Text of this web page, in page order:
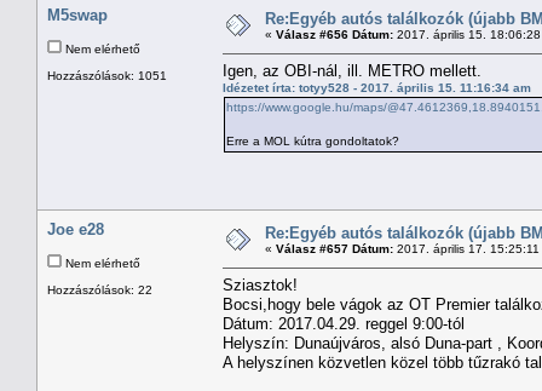
M5swap
Nem elérhető
Hozzászólások: 1051
Re:Egyéb autós találkozók (újabb
« Válasz #656 Dátum: 2017. április 15.
Igen, az OBI-nál, ill. METRO mellett.
Idézetet írta: totyy528 - 2017. április 15. 11:16:34 am
https://www.google.hu/maps/
Erre a MOL kútra gondoltatok?
Joe e28
Nem elérhető
Hozzászólások: 22
Re:Egyéb autós találkozók (újabb
« Válasz #657 Dátum: 2017. április 17. 15:25:11
Sziasztok!
Bocsi,hogy bele vágok az OT Premier
Dátum: 2017.04.29. reggel 9:00-tól
Helyszín: Dunaújváros, alsó Duna-part ,
A helyszínen közvetlen közel több tűzrakó